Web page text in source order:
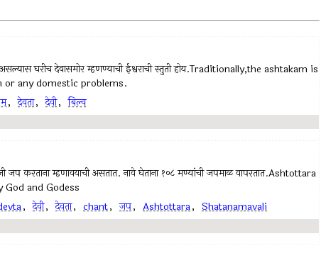
असल्यास घरीच देवासमोर म्हणण्याची ईश्वराची स्तुती होय.Traditionally,the ashtakam is
or any domestic problems.
, देवता, देवी, बिल्व
जप करताना म्हणावयाची असतात. नावे घेताना १०८ मण्यांची जपमाळ वापरतात.Ashtottara
and Godess
, देवी, देवता, chant, जप, Ashtottara, Shatanamavali